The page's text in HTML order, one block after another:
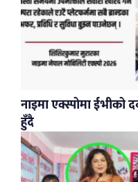
नाइमा एक्स्पोमा ईभीको
हुँदै